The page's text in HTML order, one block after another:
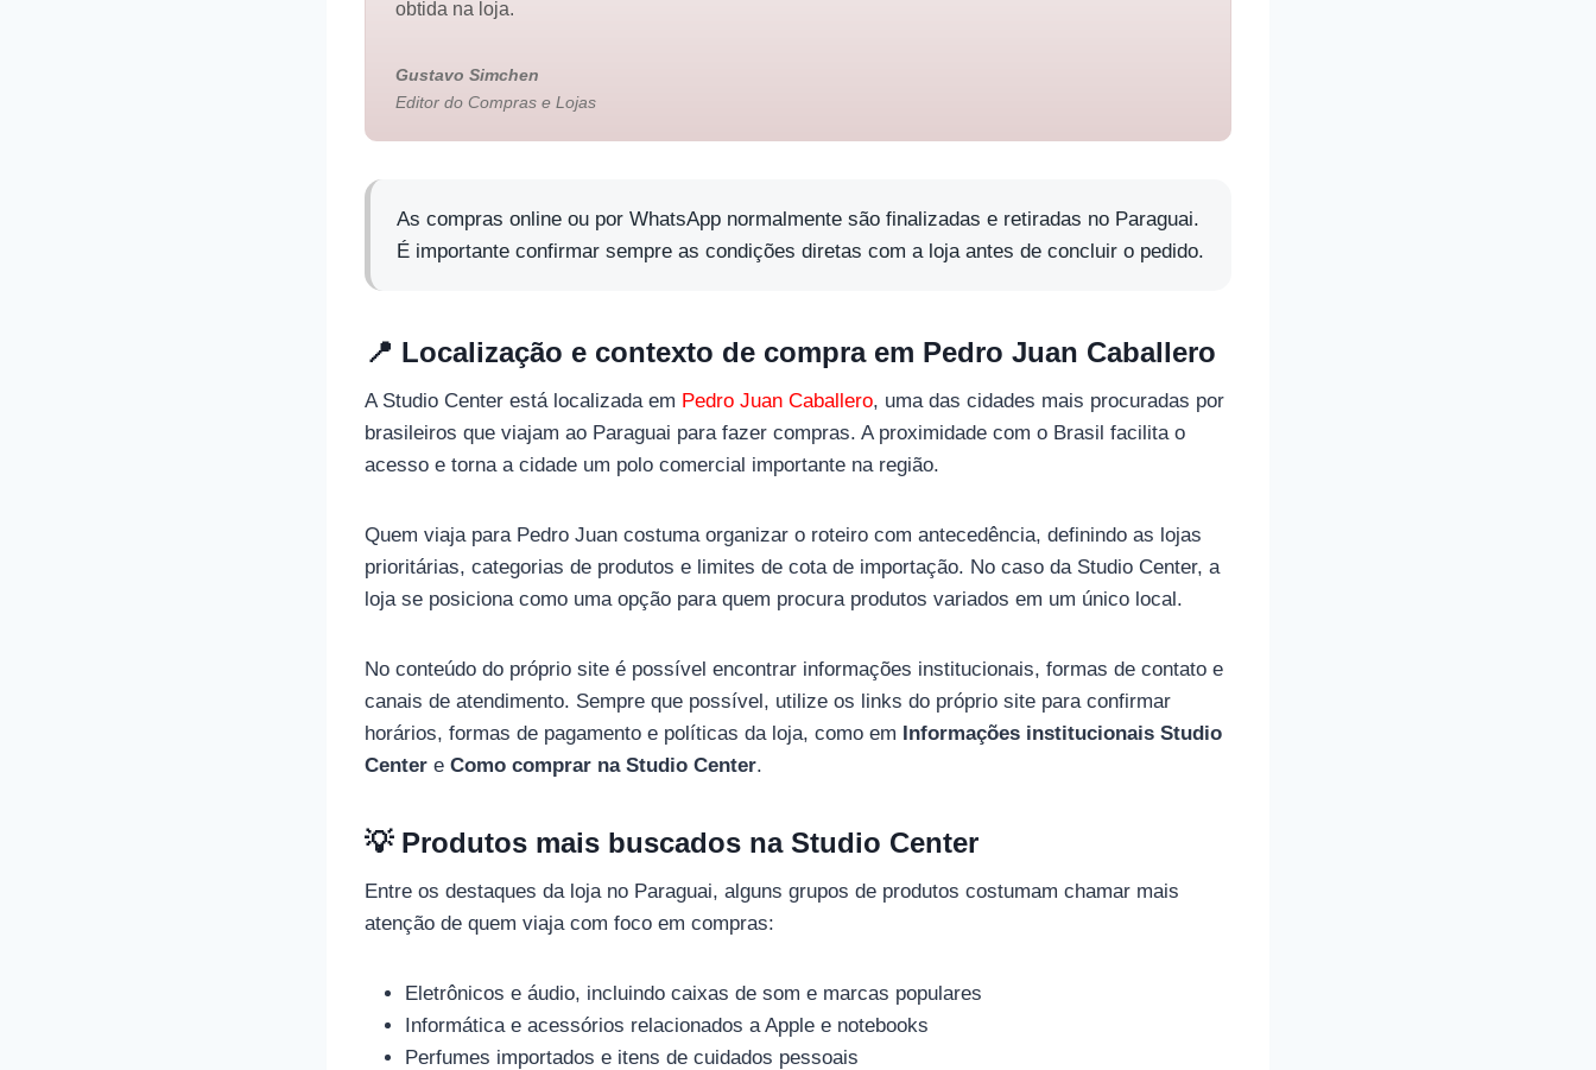
obtida na loja.
Gustavo Simchen
Editor do Compras e Lojas
As compras online ou por WhatsApp normalmente são finalizadas e retiradas no Paraguai.
É importante confirmar sempre as condições diretas com a loja antes de concluir o pedido.
📍 Localização e contexto de compra em Pedro Juan Caballero
A Studio Center está localizada em Pedro Juan Caballero, uma das cidades mais procuradas por
brasileiros que viajam ao Paraguai para fazer compras. A proximidade com o Brasil facilita o
acesso e torna a cidade um polo comercial importante na região.
Quem viaja para Pedro Juan costuma organizar o roteiro com antecedência, definindo as lojas
prioritárias, categorias de produtos e limites de cota de importação. No caso da Studio Center, a
loja se posiciona como uma opção para quem procura produtos variados em um único local.
No conteúdo do próprio site é possível encontrar informações institucionais, formas de contato e
canais de atendimento. Sempre que possível, utilize os links do próprio site para confirmar
horários, formas de pagamento e políticas da loja, como em Informações institucionais Studio
Center e Como comprar na Studio Center.
💡 Produtos mais buscados na Studio Center
Entre os destaques da loja no Paraguai, alguns grupos de produtos costumam chamar mais
atenção de quem viaja com foco em compras:
Eletrônicos e áudio, incluindo caixas de som e marcas populares
Informática e acessórios relacionados a Apple e notebooks
Perfumes importados e itens de cuidados pessoais